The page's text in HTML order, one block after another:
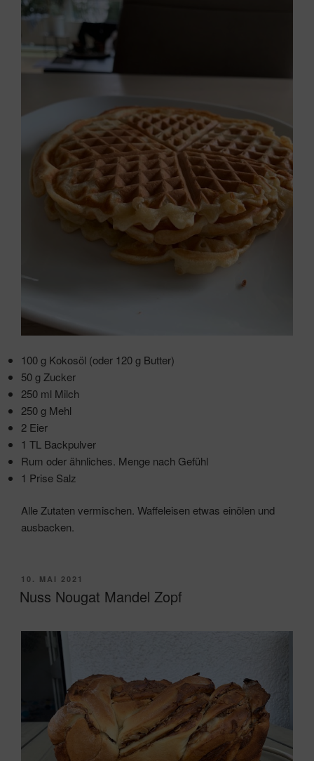
100 g Kokosöl (oder 120 g Butter)
50 g Zucker
250 ml Milch
250 g Mehl
2 Eier
1 TL Backpulver
Rum oder ähnliches. Menge nach Gefühl
1 Prise Salz
Alle Zutaten vermischen. Waffeleisen etwas einölen und
ausbacken.
VERÖFFENTLICHT
AM
10. MAI 2021
Nuss Nougat Mandel Zopf